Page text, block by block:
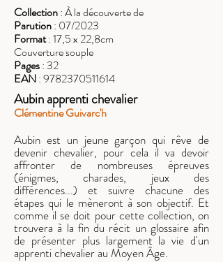
Collection: À la découverte de
Parution: 07/2023
Format: 17,5 x 22,8cm
Couverture souple
Pages: 32
EAN:9782370511614
Aubin apprenti chevalier
Clémentine Guivarc'h
Aubin est un jeune garçon qui rêve de
devenir chevalier, pour cela il va devoir
affronter de nombreuses épreuves
(énigmes, charades, jeux des
différences...) et suivre chacune des
étapes qui le mèneront à son objectif. Et
comme il se doit pour cette collection, on
trouvera à la fin du récit un glossaire afin
de présenter plus largement la vie d'un
apprenti chevalier au Moyen Âge.